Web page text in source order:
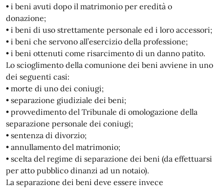
• i beni avuti dopo il matrimonio per eredità o
donazione;
• i beni di uso strettamente personale ed i loro accessori;
• i beni che servono all’esercizio della professione;
• i beni ottenuti come risarcimento di un danno patito.
Lo scioglimento della comunione dei beni avviene in uno
dei seguenti casi:
• morte di uno dei coniugi;
• separazione giudiziale dei beni;
• provvedimento del Tribunale di omologazione della
separazione personale dei coniugi;
• sentenza di divorzio;
• annullamento del matrimonio;
• scelta del regime di separazione dei beni (da effettuarsi
per atto pubblico dinanzi ad un notaio).
La separazione dei beni deve essere invece